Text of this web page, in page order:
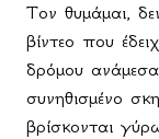
Τον θυμάμαι,
βίντεο που
δρόμου
συνηθισμένο
βρίσκονται